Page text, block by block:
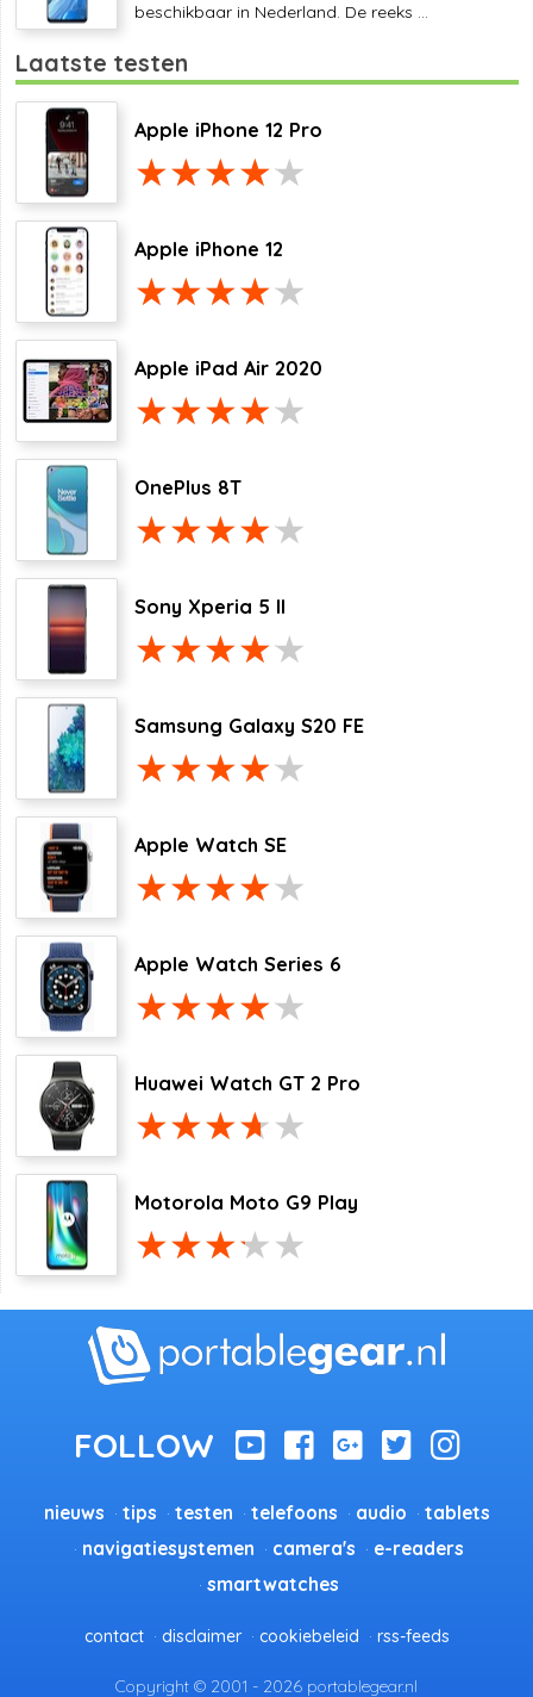
beschikbaar in Nederland. De reeks ...
Laatste testen
Apple iPhone 12 Pro
Apple iPhone 12
Apple iPad Air 2020
OnePlus 8T
Sony Xperia 5 II
Samsung Galaxy S20 FE
Apple Watch SE
Apple Watch Series 6
Huawei Watch GT 2 Pro
Motorola Moto G9 Play
nieuws tips testen telefoons audio
tablets
navigatiesystemen
camera's
e-readers
smartwatches
contact disclaimer cookiebeleid rss-feeds
Copyright © 2001 - 2026 portablegear.nl